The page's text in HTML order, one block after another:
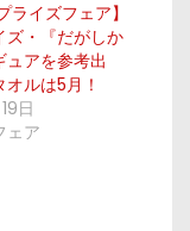
ライズフェア】
ズ・『だがしか
ュアを参考出
ルは5月！
日
ェア